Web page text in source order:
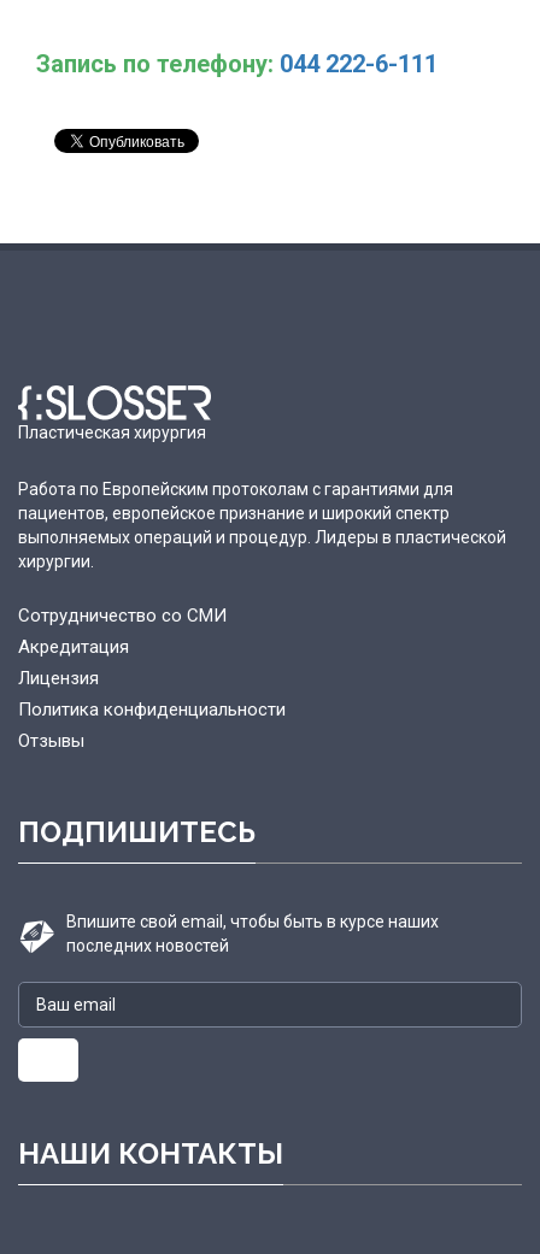
Запись по телефону: 044 222-6-111
Пластическая хирургия
Работа по Европейским протоколам с гарантиями для
пациентов, европейское признание и широкий спектр
выполняемых операций и процедур. Лидеры в пластической
хирургии.
Сотрудничество со СМИ
Акредитация
Лицензия
Политика конфиденциальности
Отзывы
ПОДПИШИТЕСЬ
Впишите свой email, чтобы быть в курсе наших
последних новостей
НАШИ КОНТАКТЫ